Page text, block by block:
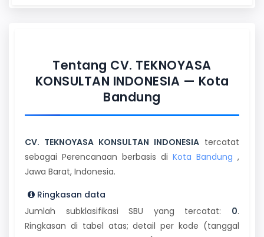
Tentang CV. TEKNOYASA
KONSULTAN INDONESIA — Kota
Bandung
CV. TEKNOYASA KONSULTAN INDONESIA tercatat
sebagai Perencanaan berbasis di Kota Bandung ,
Jawa Barat, Indonesia.
Ringkasan data
Jumlah subklasifikasi SBU yang tercatat: 0.
Ringkasan di tabel atas; detail per kode (tanggal